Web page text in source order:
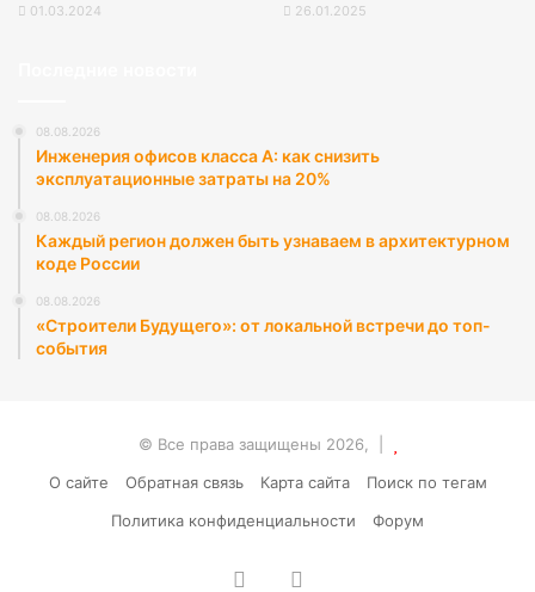
01.03.2024 26.01.2025
08.08.2026
Инженерия офисов класса А: как снизить
эксплуатационные затраты на 20%
08.08.2026
Каждый регион должен быть узнаваем в архитектурном
коде России
08.08.2026
«Строители Будущего»: от локальной встречи до топ-
события
© Все права защищены 2026, |
О сайте
Обратная связь Карта сайта
Поиск по тегам
Политика конфиденциальности
Форум
vk.com